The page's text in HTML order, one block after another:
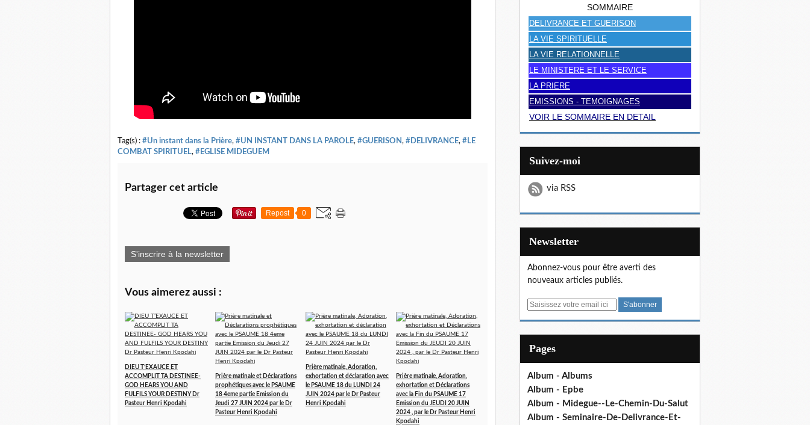
Tag(s) : #Un instant dans la Prière, #UN INSTANT DANS LA PAROLE, #GUERISON, #DELIVRANCE, #LE
COMBAT SPIRITUEL, #EGLISE MIDEGUEM
Partager cet article
Repost 0
S'inscrire à la newsletter
Vous aimerez aussi :
DIEU T’EXAUCE ET
ACCOMPLIT TA DESTINEE-
GOD HEARS YOU AND
FULFILS YOUR DESTINY Dr
Pasteur Henri Kpodahi
Prière matinale et Déclarations
prophétiques avec le PSAUME
18 4eme partie Emission du
Jeudi 27 JUIN 2024 par le Dr
Pasteur Henri Kpodahi
Prière matinale, Adoration,
exhortation et déclaration avec
le PSAUME 18 du LUNDI 24
JUIN 2024 par le Dr Pasteur
Henri Kpodahi
Prière matinale, Adoration,
exhortation et Déclarations
avec la Fin du PSAUME 17
Emission du JEUDI 20 JUIN
2024 , par le Dr Pasteur Henri
Kpodahi
SOMMAIRE
DELIVRANCE ET GUERISON
LA VIE SPIRITUELLE
LA VIE RELATIONNELLE
LE MINISTERE ET LE SERVICE
LA PRIERE
EMISSIONS - TEMOIGNAGES
VOIR LE SOMMAIRE EN DETAIL
Suivez-moi
via RSS
Newsletter
Abonnez-vous pour être averti des
nouveaux articles publiés.
E
Pages
Album - Albums
Album - Epbe
Album - Midegue--Le-Chemin-Du-Salut
Album - Seminaire-De-Delivrance-Et-